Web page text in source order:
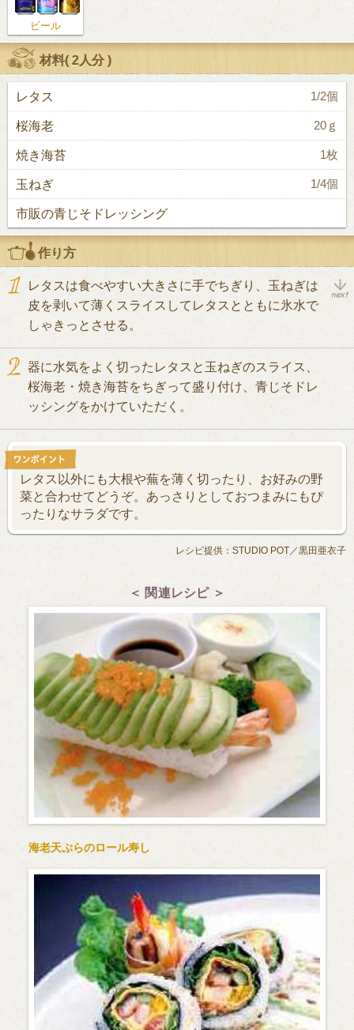
ビール
材料(2人分)
レタス 1/2個
桜海老 20ｇ
焼き海苔 1枚
玉ねぎ 1/4個
市販の青じそドレッシング
作り方
レタスは食べやすい大きさに手でちぎり、玉ねぎは
皮を剥いて薄くスライスしてレタスとともに氷水で
しゃきっとさせる。
器に水気をよく切ったレタスと玉ねぎのスライス、
桜海老・焼き海苔をちぎって盛り付け、青じそドレ
ッシングをかけていただく。
レタス以外にも大根や蕪を薄く切ったり、お好みの野
菜と合わせてどうぞ。あっさりとしておつまみにもぴ
ったりなサラダです。
レシピ提供：STUDIO POT／黒田亜衣子
＜ 関連レシピ ＞
海老天ぷらのロール寿し